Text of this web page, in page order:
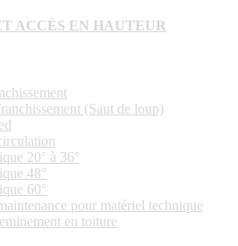
ACCÈS EN HAUTEUR
(Saut de loup)
20° à 36°
48°
60°
pour matériel technique
en toiture